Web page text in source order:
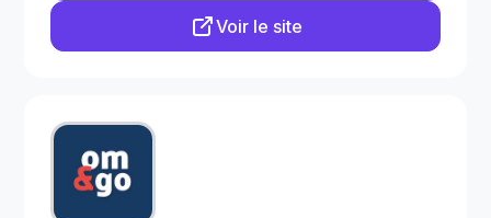
Voir le site